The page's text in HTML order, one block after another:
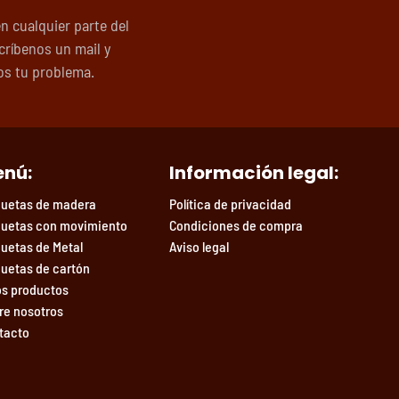
cualquier parte del
un mail y
tu problema.
de madera
con movimiento
de Metal
de cartón
productos
nosotros
Información legal:
Política de privacidad
Condiciones de compra
Aviso legal